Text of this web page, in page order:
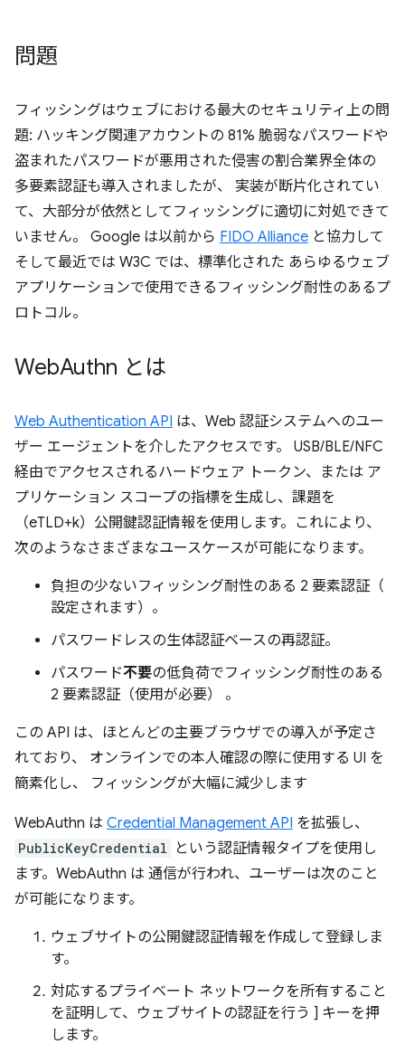
問題
フィッシングはウェブにおける最大のセキュリティ上の問
題: ハッキング関連アカウントの 81% 脆弱なパスワードや
盗まれたパスワードが悪用された侵害の割合業界全体の
多要素認証も導入されましたが、 実装が断片化されてい
て、大部分が依然としてフィッシングに適切に対処できて
いません。 Google は以前から FIDO Alliance と協力して
そして最近では W3C では、標準化された あらゆるウェブ
アプリケーションで使用できるフィッシング耐性のあるプ
ロトコル。
WebAuthn とは
Web Authentication API は、Web 認証システムへのユー
ザー エージェントを介したアクセスです。 USB/BLE/NFC
経由でアクセスされるハードウェア トークン、または ア
プリケーション スコープの指標を生成し、課題を
（eTLD+k）公開鍵認証情報を使用します。これにより、
次のようなさまざまなユースケースが可能になります。
負担の少ないフィッシング耐性のある 2 要素認証（
設定されます）。
パスワードレスの生体認証ベースの再認証。
パスワード不要の低負荷でフィッシング耐性のある
2 要素認証（使用が必要） 。
この API は、ほとんどの主要ブラウザでの導入が予定さ
れており、 オンラインでの本人確認の際に使用する UI を
簡素化し、 フィッシングが大幅に減少します
WebAuthn は Credential Management API を拡張し、
PublicKeyCredential
という認証情報タイプを使用し
ます。WebAuthn は 通信が行われ、ユーザーは次のこと
が可能になります。
ウェブサイトの公開鍵認証情報を作成して登録しま
す。
対応するプライベート ネットワークを所有すること
を証明して、ウェブサイトの認証を行う ] キーを押
します。